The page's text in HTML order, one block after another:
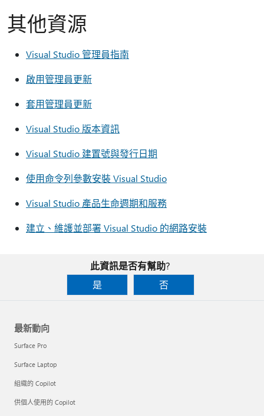
其他資源
Visual Studio 管理員指南
啟用管理員更新
套用管理員更新
Visual Studio 版本資訊
Visual Studio 建置號與發行日期
使用命令列參數安裝 Visual Studio
Visual Studio 產品生命週期和服務
建立、維護並部署 Visual Studio 的網路安裝
此資訊是否有幫助?
是
否
最新動向
Surface Pro
Surface Laptop
組織的 Copilot
供個人使用的 Copilot